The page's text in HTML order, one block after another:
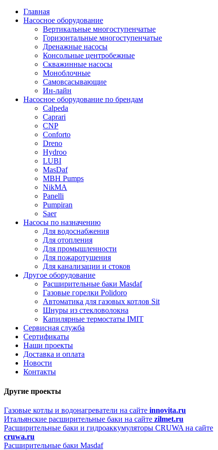
Главная
Насосное оборудование
Вертикальные многоступенчатые
Горизонтальные многоступенчатые
Дренажные насосы
Консольные центробежные
Скважинные насосы
Моноблочные
Самовсасывающие
Ин-лайн
Насосное оборудование по брендам
Calpeda
Caprari
CNP
Conforto
Dreno
Hydroo
LUBI
MasDaf
MBH Pumps
NikMA
Panelli
Pumpiran
Saer
Насосы по назначению
Для водоснабжения
Для отопления
Для промышленности
Для пожаротушения
Для канализации и стоков
Другое оборудование
Расширительные баки Masdaf
Газовые горелки Polidoro
Автоматика для газовых котлов Sit
Шнуры из стекловолокна
Капилярные термостаты IMIT
Сервисная служба
Сертификаты
Наши проекты
Доставка и оплата
Новости
Контакты
Другие проекты
Газовые котлы и водонагреватели на сайте innovita.ru
Итальянские расширительные баки на сайте zilmet.ru
Расширительные баки и гидроаккумуляторы CRUWA на сайте
cruwa.ru
Расширительные баки Masdaf